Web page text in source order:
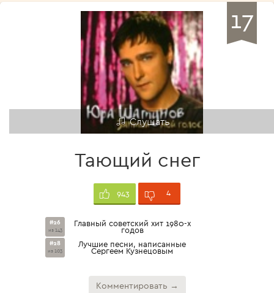
17
Слушать
Тающий снег
943 4
#26
из 143
Главный советский хит 1980-х
годов
#28
из 103
Лучшие песни, написанные
Сергеем Кузнецовым
Комментировать →